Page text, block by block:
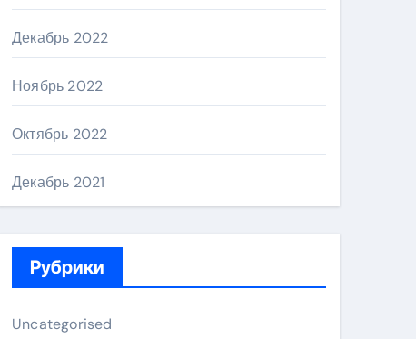
Декабрь 2022
Ноябрь 2022
Октябрь 2022
Декабрь 2021
Рубрики
Uncategorised